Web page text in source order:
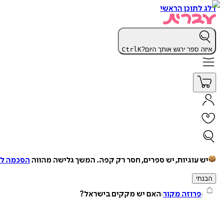
דלג לתוכן הראשי
איזה ספר ירגש אותך היום? CtrlK
יש עוגיות, יש ספרים, חסר רק קפה. המשך גלישה מהווה הסכמה
הבנתי
פרוזה מקור האם יש מקקים בישראל?